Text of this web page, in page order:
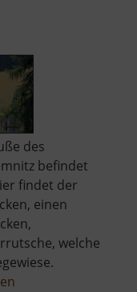
des
befindet
findet der
einen
welche